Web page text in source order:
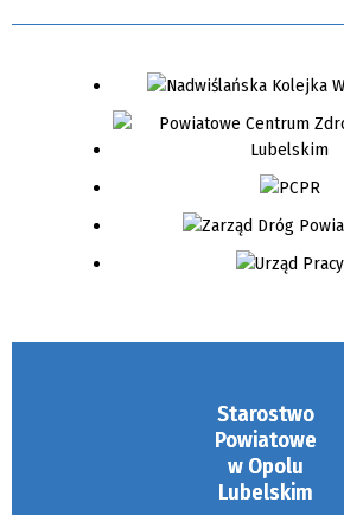
Starostwo
Powiatowe
w Opolu
Lubelskim